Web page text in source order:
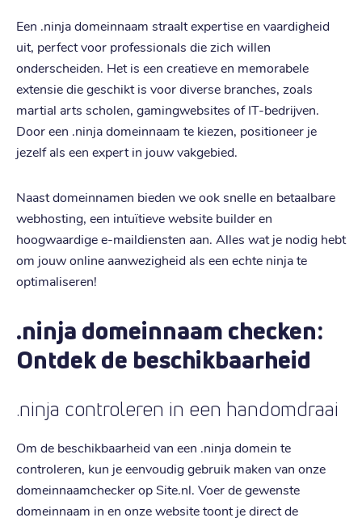
Een .ninja domeinnaam straalt expertise en vaardigheid
uit, perfect voor professionals die zich willen
onderscheiden. Het is een creatieve en memorabele
extensie die geschikt is voor diverse branches, zoals
martial arts scholen, gamingwebsites of IT-bedrijven.
Door een .ninja domeinnaam te kiezen, positioneer je
jezelf als een expert in jouw vakgebied.
Naast domeinnamen bieden we ook snelle en betaalbare
webhosting, een intuïtieve website builder en
hoogwaardige e-maildiensten aan. Alles wat je nodig hebt
om jouw online aanwezigheid als een echte ninja te
optimaliseren!
.ninja domeinnaam checken:
Ontdek de beschikbaarheid
.ninja controleren in een handomdraai
Om de beschikbaarheid van een .ninja domein te
controleren, kun je eenvoudig gebruik maken van onze
domeinnaamchecker op Site.nl. Voer de gewenste
domeinnaam in en onze website toont je direct de